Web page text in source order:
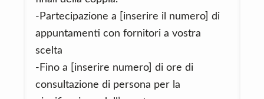
-Partecipazione a [inserire il numero] di
appuntamenti con fornitori a vostra
scelta
-Fino a [inserire numero] di ore di
consultazione di persona per la